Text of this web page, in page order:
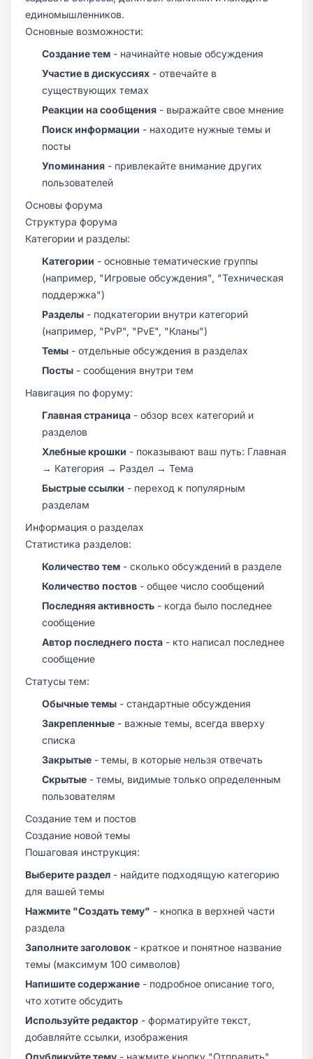
единомышленников.
Основные возможности:
Создание тем - начинайте новые обсуждения
Участие в дискуссиях - отвечайте в
существующих темах
Реакции на сообщения - выражайте свое мнение
Поиск информации - находите нужные темы и
посты
Упоминания - привлекайте внимание других
пользователей
Основы форума
Структура форума
Категории и разделы:
Категории - основные тематические группы
(например, "Игровые обсуждения", "Техническая
поддержка")
Разделы - подкатегории внутри категорий
(например, "PvP", "PvE", "Кланы")
Темы - отдельные обсуждения в разделах
Посты - сообщения внутри тем
Навигация по форуму:
Главная страница - обзор всех категорий и
разделов
Хлебные крошки - показывают ваш путь: Главная
→ Категория → Раздел → Тема
Быстрые ссылки - переход к популярным
разделам
Информация о разделах
Статистика разделов:
Количество тем - сколько обсуждений в разделе
Количество постов - общее число сообщений
Последняя активность - когда было последнее
сообщение
Автор последнего поста - кто написал последнее
сообщение
Статусы тем:
Обычные темы - стандартные обсуждения
Закрепленные - важные темы, всегда вверху
списка
Закрытые - темы, в которые нельзя отвечать
Скрытые - темы, видимые только определенным
пользователям
Создание тем и постов
Создание новой темы
Пошаговая инструкция:
Выберите раздел - найдите подходящую категорию
для вашей темы
Нажмите "Создать тему" - кнопка в верхней части
раздела
Заполните заголовок - краткое и понятное название
темы (максимум 100 символов)
Напишите содержание - подробное описание того,
что хотите обсудить
Используйте редактор - форматируйте текст,
добавляйте ссылки, изображения
Опубликуйте тему - нажмите кнопку "Отправить"